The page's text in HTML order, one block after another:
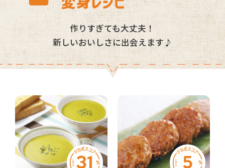
作りすぎても大丈夫！
新しいおいしさに出会えます♪